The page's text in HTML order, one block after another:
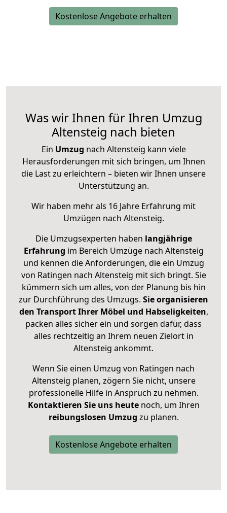
Kostenlose Angebote erhalten
Was wir Ihnen für Ihren Umzug
Altensteig nach bieten
Ein Umzug nach Altensteig kann viele
Herausforderungen mit sich bringen, um Ihnen
die Last zu erleichtern – bieten wir Ihnen unsere
Unterstützung an.
Wir haben mehr als 16 Jahre Erfahrung mit
Umzügen nach Altensteig.
Die Umzugsexperten haben langjährige
Erfahrung im Bereich Umzüge nach Altensteig
und kennen die Anforderungen, die ein Umzug
von Ratingen nach Altensteig mit sich bringt. Sie
kümmern sich um alles, von der Planung bis hin
zur Durchführung des Umzugs. Sie organisieren
den Transport Ihrer Möbel und Habseligkeiten,
packen alles sicher ein und sorgen dafür, dass
alles rechtzeitig an Ihrem neuen Zielort in
Altensteig ankommt.
Wenn Sie einen Umzug von Ratingen nach
Altensteig planen, zögern Sie nicht, unsere
professionelle Hilfe in Anspruch zu nehmen.
Kontaktieren Sie uns heutenoch, um Ihren
reibungslosen Umzug zu planen.
Kostenlose Angebote erhalten